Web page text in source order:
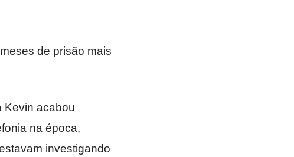
de prisão mais
Kevin acabou
na época,
investigando